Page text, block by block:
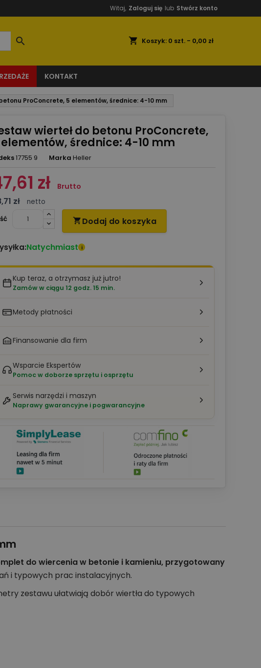
Witaj, Zaloguj się lub Stwórz konto
shopping_cart Koszyk: 0 szt. - 0,00 zł

KONTAKT
ProConcrete, 5 elementów, średnice: 4-10 mm
wierteł do betonu ProConcrete,
elementów, średnice: 4-10 mm
17755 9 Marka Heller
zł Brutto
zł
netto
 Dodaj do koszyka
Natychmiast i
Kup teraz, a otrzymasz już jutro!
Zamów w ciągu 12 godz. 15 min.
Metody płatności
Finansowanie dla firm
Wsparcie Ekspertów
Pomoc w doborze sprzętu i osprzętu
Serwis narzędzi i maszyn
Naprawy gwarancyjne i pogwarancyjne
do wiercenia w betonie i kamieniu, przygotowany
i typowych prac instalacyjnych.
zestawu ułatwiają dobór wiertła do typowych